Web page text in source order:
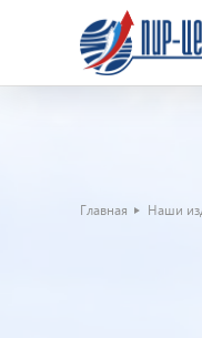
Главная Наши